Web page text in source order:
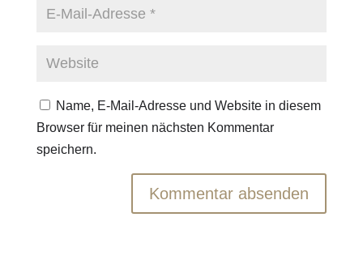
Name, E-Mail-Adresse und Website in diesem
Browser für meinen nächsten Kommentar
speichern.